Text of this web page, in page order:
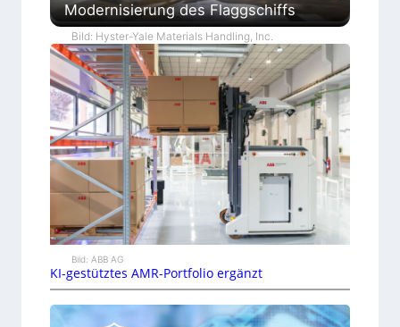
Modernisierung des Flaggschiffs
Bild: Hyster-Yale Materials Handling, Inc.
Bild: ABB AG
KI-gestütztes AMR-Portfolio ergänzt